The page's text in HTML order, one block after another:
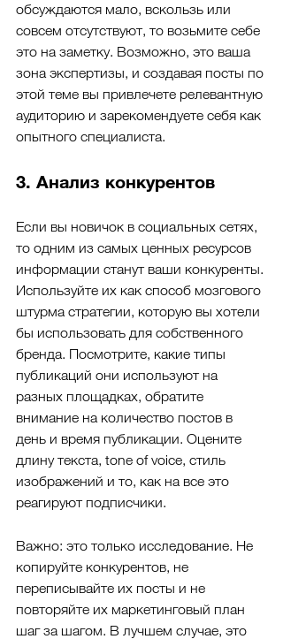
обсуждаются мало, вскользь или
совсем отсутствуют, то возьмите себе
это на заметку. Возможно, это ваша
зона экспертизы, и создавая посты по
этой теме вы привлечете релевантную
аудиторию и зарекомендуете себя как
опытного специалиста.
3. Анализ конкурентов
Если вы новичок в социальных сетях,
то одним из самых ценных ресурсов
информации станут ваши конкуренты.
Используйте их как способ мозгового
штурма стратегии, которую вы хотели
бы использовать для собственного
бренда. Посмотрите, какие типы
публикаций они используют на
разных площадках, обратите
внимание на количество постов в
день и время публикации. Оцените
длину текста, tone of voice, стиль
изображений и то, как на все это
реагируют подписчики.
Важно: это только исследование. Не
копируйте конкурентов, не
переписывайте их посты и не
повторяйте их маркетинговый план
шаг за шагом. В лучшем случае, это